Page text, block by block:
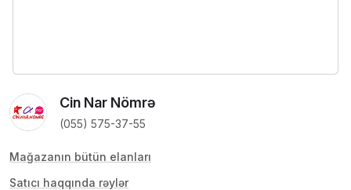
Cin Nar Nömrə
(055) 575-37-55
Mağazanın bütün elanları
Satıcı haqqında rəylər